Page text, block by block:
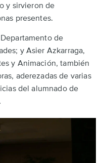
y sirvieron de
presentes.
de
y Asier Azkarraga,
y Animación, también
aderezadas de varias
del alumnado de